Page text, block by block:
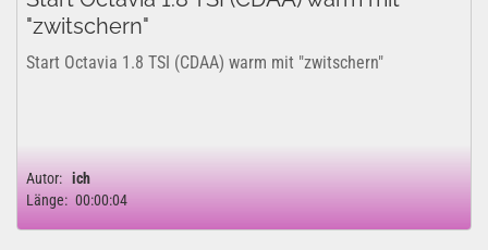
"zwitschern"
Start Octavia 1.8 TSI (CDAA) warm mit "zwitschern"
Autor: ich
Länge: 00:00:04